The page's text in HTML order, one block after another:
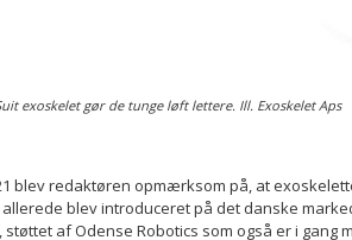
exoskelet gør de tunge løft lettere. Ill. Exoskelet Aps
blev redaktøren opmærksom på, at
blev introduceret på det danske
af Odense Robotics som også er i gang